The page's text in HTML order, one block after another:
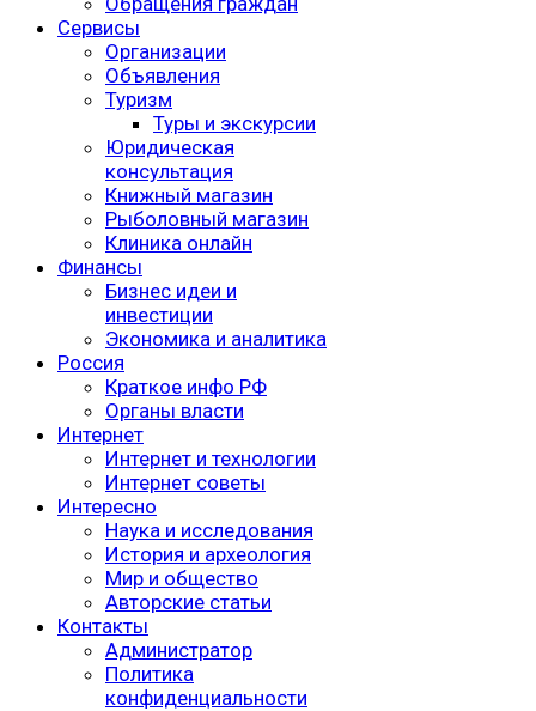
Сервисы
Организации
Объявления
Туризм
Туры и экскурсии
Юридическая
консультация
Книжный магазин
Рыболовный магазин
Клиника онлайн
Финансы
Бизнес идеи и
инвестиции
Экономика и аналитика
Россия
Краткое инфо РФ
Органы власти
Интернет
Интернет и технологии
Интернет советы
Интересно
Наука и исследования
История и археология
Мир и общество
Авторские статьи
Контакты
Администратор
Политика
конфиденциальности